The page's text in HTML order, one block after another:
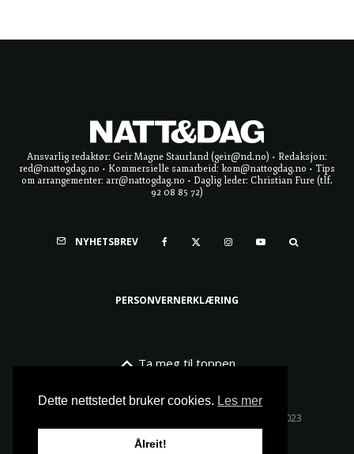
Ansvarlig redaktør: Geir Magne Staurland (geir@nd.no) • Redaksjon:
red@nattogdag.no • Kommersielle samarbeid: kom@nattogdag.no • Tips
om arrangementer: arr@nattogdag.no • Daglig leder: Christian Fure (tlf.
92 08 85 72)
NYHETSBREV
PERSONVERNERKLÆRING
Ta meg til toppen
Alle rettigheter reservert • Copyright © Natt & Dag 2023
Dette nettstedet bruker cookies. Les mer
Ålreit!